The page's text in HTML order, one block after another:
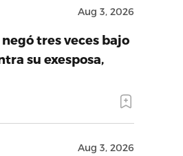
Aug 3, 2026
negó tres veces bajo
su exesposa,
Aug 3, 2026